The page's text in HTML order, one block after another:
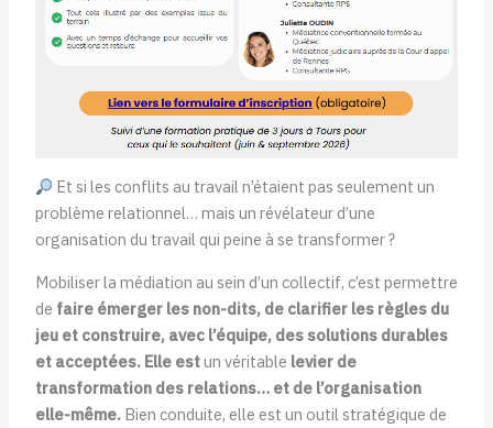
Et si les conflits au travail n’étaient pas seulement un
problème relationnel… mais un révélateur d’une
organisation du travail qui peine à se transformer ?
Mobiliser la médiation au sein d’un collectif, c’est permettre
de faire émerger les non-dits, de clarifier les règles du
jeu et construire, avec l’équipe, des solutions durables
et acceptées. Elle estun véritable levier de
transformation des relations… et de l’organisation
elle-même. Bien conduite, elle est un outil stratégique de